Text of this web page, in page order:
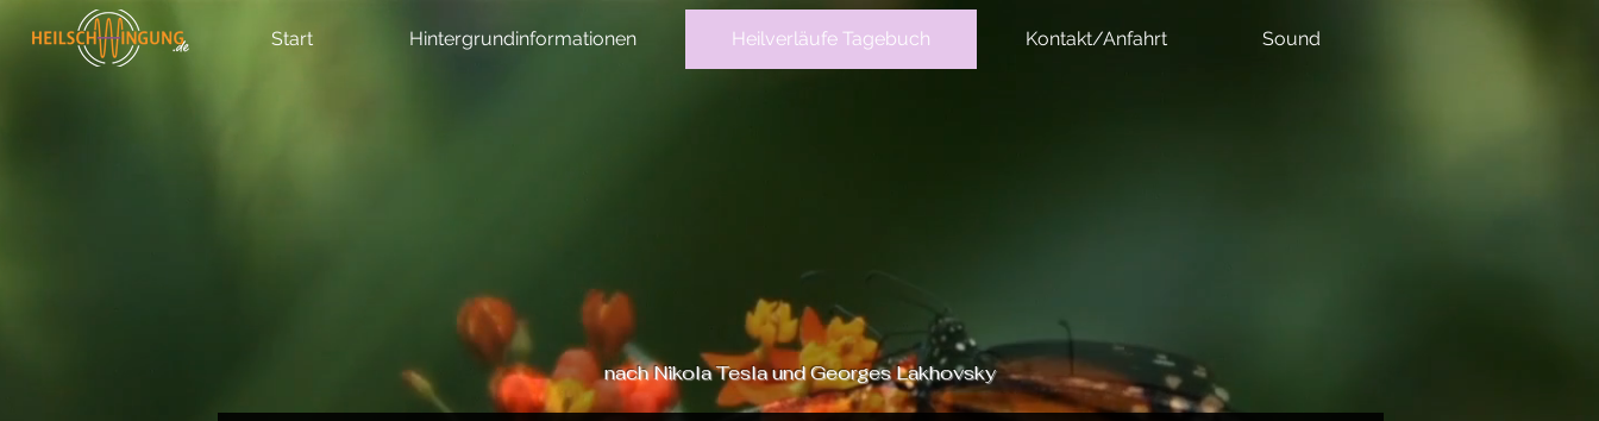
Start Hintergrundinformationen Heilverläufe Tagebuch Kontakt/Anfahrt Sound
nach Nikola Tesla und Georges Lakhovsky